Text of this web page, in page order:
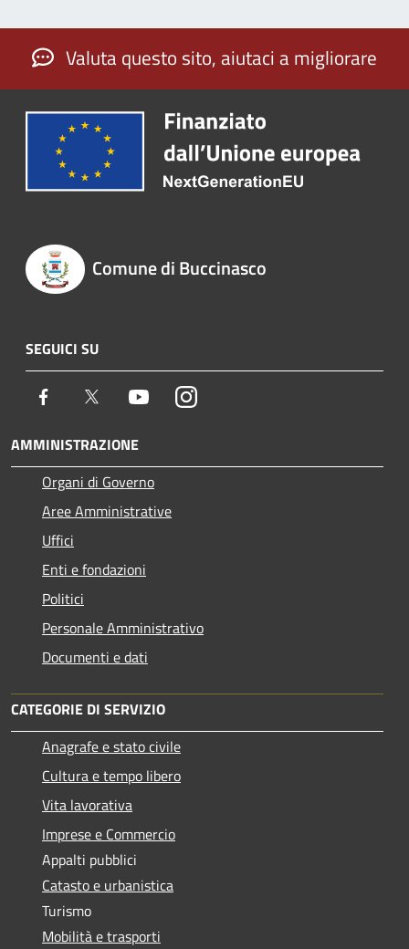
Valuta questo sito, aiutaci a migliorare
Comune di Buccinasco
SEGUICI SU
Facebook Twitter YoutubeInstagram
AMMINISTRAZIONE
Organi di Governo
Aree Amministrative
Uffici
Enti e fondazioni
Politici
Personale Amministrativo
Documenti e dati
CATEGORIE DI SERVIZIO
Anagrafe e stato civile
Cultura e tempo libero
Vita lavorativa
Imprese e Commercio
Appalti pubblici
Catasto e urbanistica
Turismo
Mobilità e trasporti